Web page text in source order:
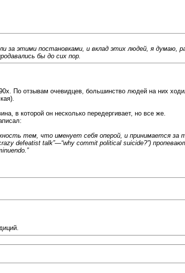
за этими постановками, и вклад этих людей, я
бы до сих пор.
По отзывам очевидцев, большинство людей на них
в которой он несколько передергивает, но все же.
тем, что именует себя оперой, и принимается
defeatist talk”—“why commit political suicide?”)